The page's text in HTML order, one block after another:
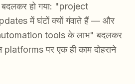
हो गया: "project
में घंटों क्यों गंवाते हैं — और
tools के लाभ" बदलकर
platforms पर एक ही काम दोहराने